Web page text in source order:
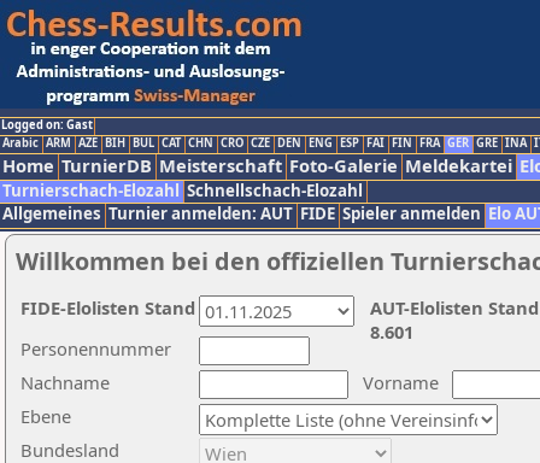
Logged on: Gast
Arabic ARM AZE BIH BUL CAT CHN CRO CZE DEN ENG ESP FAI FIN FRA GER GRE INA
Home TurnierDB Meisterschaft Foto-Galerie Meldekartei
Turnierschach-Elozahl Schnellschach-Elozahl
Allgemeines Turnier anmelden: AUT FIDE Spieler anmelden Elo
Willkommen bei den offiziellen
Nachname
Vorname
Ebene
Personennummer
Bundesland
AUT-Elolisten
8.601
FIDE-Elolisten Stand